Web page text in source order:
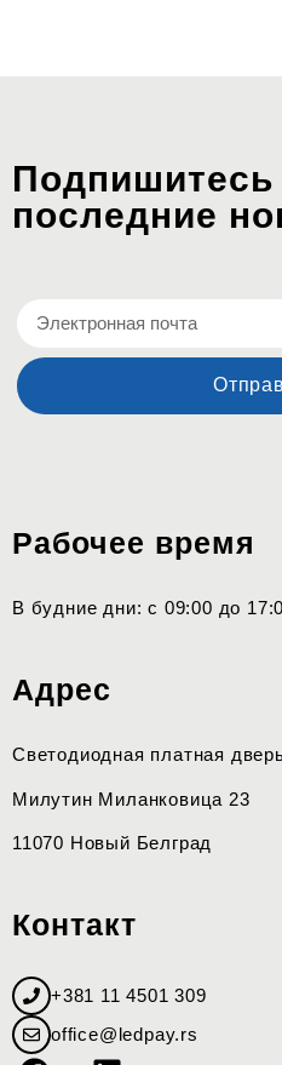
Подпишитесь
последние
Рабочее время
В будние дни: с 09:00 до
Адрес
Светодиодная платная
Милутин Миланковица 23
11070 Новый Белград
Контакт
+381 11 4501 309
office@ledpay.rs